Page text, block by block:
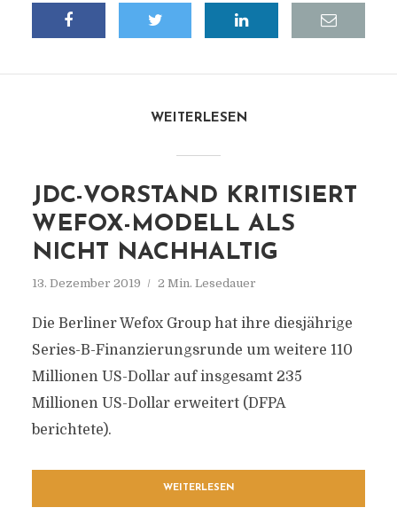
WEITERLESEN
JDC-VORSTAND KRITISIERT
WEFOX-MODELL ALS
NICHT NACHHALTIG
13. Dezember 2019 2 Min. Lesedauer
Die Berliner Wefox Group hat ihre diesjährige
Series-B-Finanzierungsrunde um weitere 110
Millionen US-Dollar auf insgesamt 235
Millionen US-Dollar erweitert (DFPA
berichtete).
WEITERLESEN